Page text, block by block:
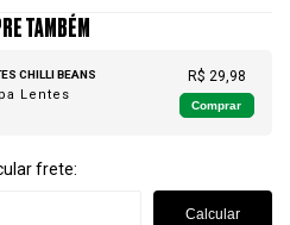
TAMBÉM
CHILLI BEANS
Lentes
R$ 29,98
Comprar
frete:
Calcular